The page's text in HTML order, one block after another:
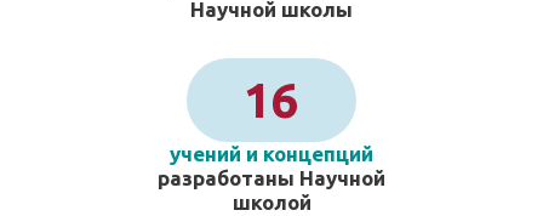
Научной школы
16
учений и концепций
разработаны Научной
школой